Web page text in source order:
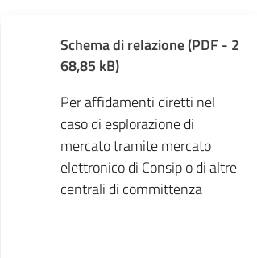
Schema di relazione(PDF - 2
68,85 kB)
Per affidamenti diretti nel
caso di esplorazione di
mercato tramite mercato
elettronico di Consip o di altre
centrali di committenza